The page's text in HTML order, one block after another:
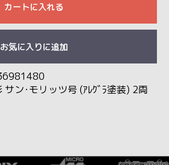
カートに入れる
お気に入りに追加
ン･モリッツ号 (ｱﾚｸﾞﾗ塗装) 2両